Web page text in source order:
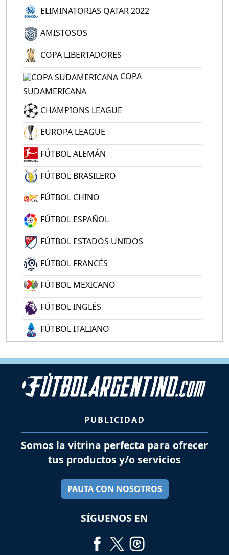
ELIMINATORIAS QATAR 2022
AMISTOSOS
COPA LIBERTADORES
COPA
SUDAMERICANA
CHAMPIONS LEAGUE
EUROPA LEAGUE
FÚTBOL ALEMÁN
FÚTBOL BRASILERO
FÚTBOL CHINO
FÚTBOL ESPAÑOL
FÚTBOL ESTADOS UNIDOS
FÚTBOL FRANCÉS
FÚTBOL MEXICANO
FÚTBOL INGLÉS
FÚTBOL ITALIANO
PUBLICIDAD
Somos la vitrina perfecta para ofrecer
tus productos y/o servicios
PAUTA CON NOSOTROS
SÍGUENOS EN